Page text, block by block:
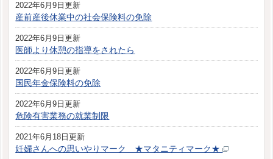
2022年6月9日更新
産前産後休業中の社会保険料の免除
2022年6月9日更新
医師より休憩の指導をされたら
2022年6月9日更新
国民年金保険料の免除
2022年6月9日更新
危険有害業務の就業制限
2021年6月18日更新
妊婦さんへの思いやりマーク ★マタニティマーク★